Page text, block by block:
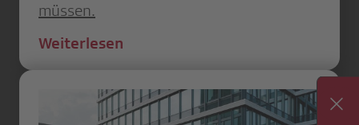
müssen.
Weiterlesen